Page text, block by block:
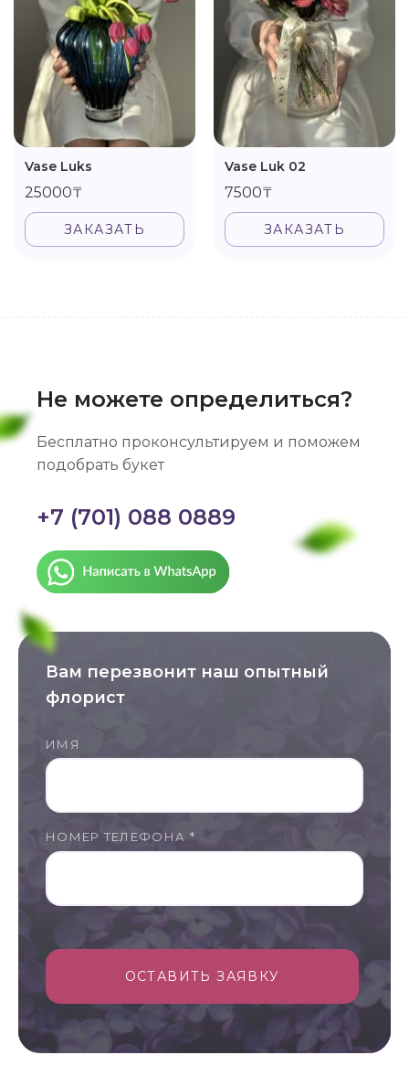
Vase Luks
25000₸
ЗАКАЗАТЬ
Vase Luk 02
7500₸
ЗАКАЗАТЬ
Не можете определиться?
Бесплатно проконсультируем и поможем
подобрать букет
+7 (701) 088 0889
Вам перезвонит наш опытный
флорист
ИМЯ
НОМЕР ТЕЛЕФОНА *
ОСТАВИТЬ ЗАЯВКУ